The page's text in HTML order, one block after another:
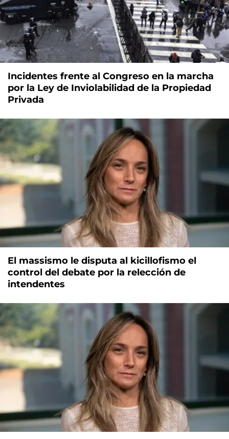
Incidentes frente al Congreso en la marcha
por la Ley de Inviolabilidad de la Propiedad
Privada
El massismo le disputa al kicillofismo el
control del debate por la relección de
intendentes